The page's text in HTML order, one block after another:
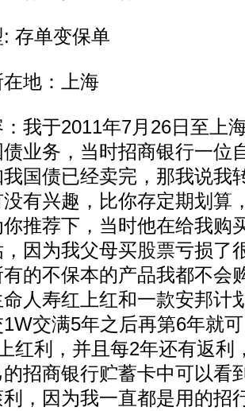
单变保单
地：上海
于2011年7月26日至上
业务，当时招商银行一位
国债已经卖完，那我说我
有兴趣，比你存定期划算
推荐下，当时他在给我购
因为我父母买股票亏损了
的不保本的产品我都不会
人寿红上红和一款安邦计
交满5年之后再第6年就
红利，并且每2年还有返利
的招商银行贮蓄卡中可以看
，因为我一直都是用的招